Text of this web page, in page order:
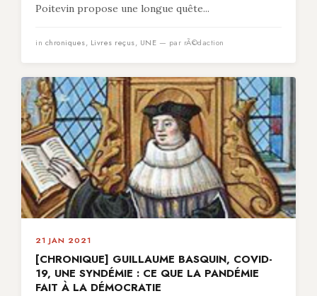
Poitevin propose une longue quête...
in chroniques, Livres reçus, UNE — par rÃ©daction
21 JAN 2021
[CHRONIQUE] GUILLAUME BASQUIN, COVID-
19, UNE SYNDÉMIE : CE QUE LA PANDÉMIE
FAIT À LA DÉMOCRATIE